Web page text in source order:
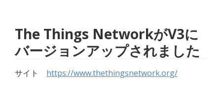
The Things NetworkがV3に
バージョンアップされました
サイト https://www.thethingsnetwork.org/